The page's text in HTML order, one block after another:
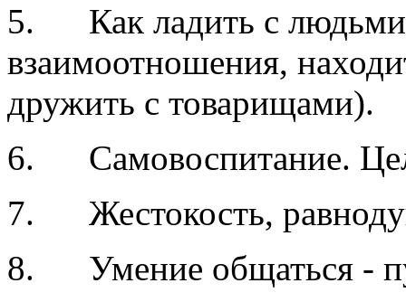
5. Как ладить с людьми
взаимоотношения,
дружить с товарищами).
6. Самовоспитание.
7. Жестокость,
8. Умение общаться -